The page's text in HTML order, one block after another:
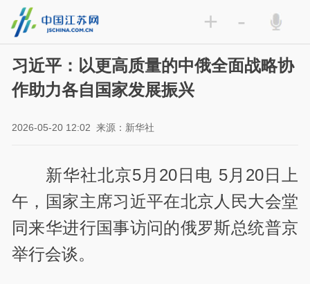
+ -
习近平：以更高质量的中俄全面战略协
作助力各自国家发展振兴
2026-05-20 12:02 来源：新华社
新华社北京5月20日电 5月20日上
午，国家主席习近平在北京人民大会堂
同来华进行国事访问的俄罗斯总统普京
举行会谈。